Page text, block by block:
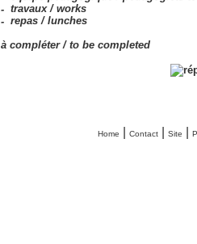
travaux / works
repas / lunches
à compléter / to be completed
Home Contact| Site